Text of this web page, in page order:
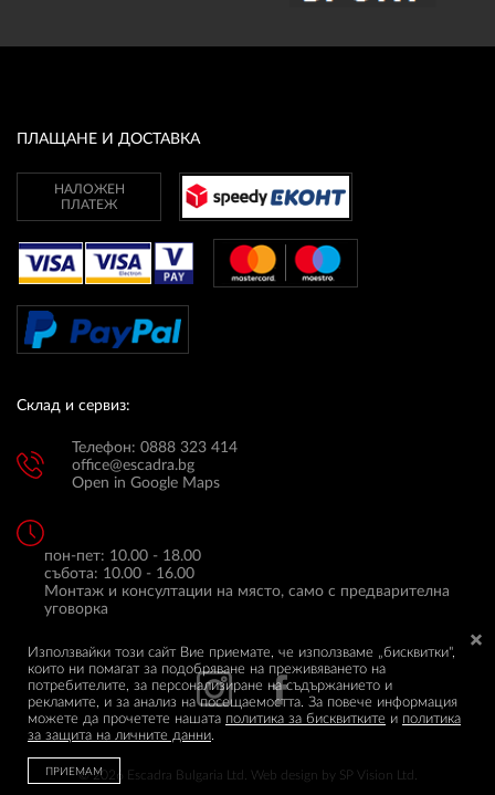
ПЛАЩАНЕ И ДОСТАВКА
НАЛОЖЕН
ПЛАТЕЖ
Склад и сервиз:
Телефон: 0888 323 414
office@escadra.bg
Open in Google Maps
пон-пет: 10.00 - 18.00
събота: 10.00 - 16.00
Монтаж и консултации на място, само с предварителна
уговорка
© 2026 Escadra Bulgaria Ltd. Web design by SP Vision Ltd.
Използвайки този сайт Вие приемате, че използваме „бисквитки",
които ни помагат за подобряване на преживяването на
потребителите, за персонализиране на съдържанието и
рекламите, и за анализ на посещаемостта. За повече информация
можете да прочетете нашата политика за бисквитките и политика
за защита на личните данни.
ПРИЕМАМ